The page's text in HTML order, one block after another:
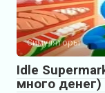
Симуляторы
Idle
много